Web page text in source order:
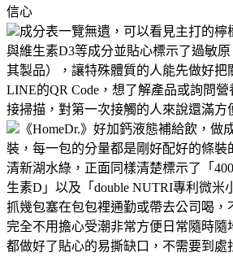
信心
成分表一覽無遺，可以看見主打的檸
與維生素D3等成分並貼心標示了過敏
其製品），讓特殊體質的人能先做好把
LINE的QR Code，想了解產品或詢問
接掃描，對第一次接觸的人來說還滿方
《HomeDr.》好加鈣液態補給飲，做
裝，每一包的分量都是剛好配好的條裝
清新湖水綠，正面同樣清楚標示了「
生素D」以及「double NUTRI專利微米
抓幾包塞在包包裡通勤或帶去公司喝，
完全不用擔心受潮非常方便日常隨時隨
都做好了貼心的易撕缺口，不需要到處